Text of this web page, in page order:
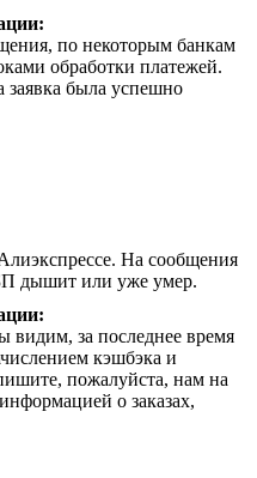
по некоторым банкам
обработки платежей.
была успешно
На сообщения
дышит или уже умер.
видим, за последнее время
кэшбэка и
пожалуйста, нам на
о заказах,